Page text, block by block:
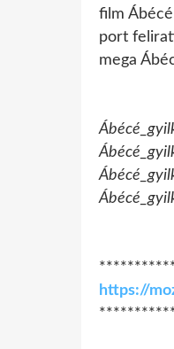
film
port
mega
https://